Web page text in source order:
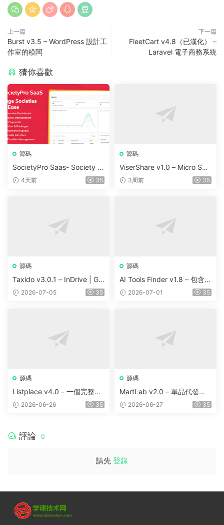
上一篇
Burst v3.5 – WordPress 設計工
作室的模闆
下一篇
FleetCart v4.8（已漢化） –
Laravel 電子商務系統
猜你喜歡
源碼
SocietyPro Saas- Society M
anagement Software v1.0.7
4天前 35
源碼
ViserShare v1.0 – Micro Sha
re Trading And Prediction Pl
3周前 35
源碼
Taxido v3.0.1 – InDrive | Gr
ab | Uber Clone | Taxi Booki
2026-07-05 35
源碼
AI Tools Finder v1.8 – 包含 5
000 多種工具、訂閱、廣告
2026-07-01 35
源碼
Listplace v4.0 – 一個完整的
本地商家名錄平台
2026-06-26 35
源碼
MartLab v2.0 – 單品代發貨
平台2026-06-27 35
評論 0
請先 登錄